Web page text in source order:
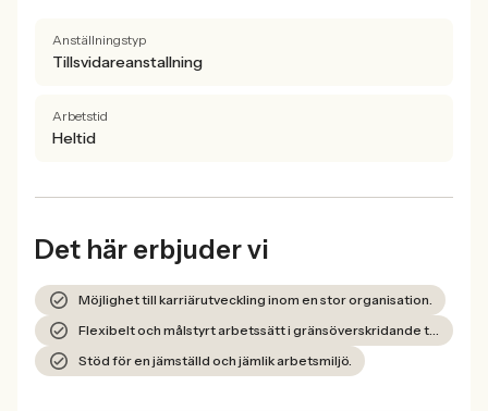
Anställningstyp
Tillsvidareanstallning
Arbetstid
Heltid
Det här erbjuder vi
Möjlighet till karriärutveckling inom en stor organisation.
Flexibelt och målstyrt arbetssätt i gränsöverskridande team.
Stöd för en jämställd och jämlik arbetsmiljö.